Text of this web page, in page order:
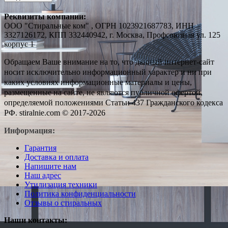
Реквизиты компании:
ООО "Стиральные ком" , ОГРН 1023921687783, ИНН
3327126172, КПП 332440942, г. Москва, Профсоюзная ул. 125
корпус 1
Обращаем Ваше внимание на то, что данный интернет-сайт
носит исключительно информационный характер и ни при
каких условиях информационные материалы и цены,
размещенные на сайте, не являются публичной офертой,
определяемой положениями Статьи 437 Гражданского кодекса
РФ. stiralnie.com © 2017-2026
Информация:
Гарантия
Доставка и оплата
Напишите нам
Наш адрес
Утилизация техники
Политика конфиденциальности
Отзывы о стиральных
Наши контакты: